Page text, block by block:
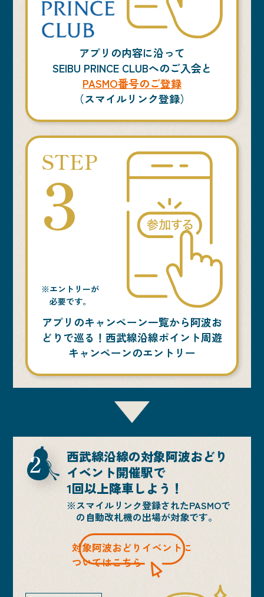
アプリの内容に沿って
SEIBU PRINCE CLUBへのご入会と
PASMO番号のご登録
（スマイルリンク登録）
STEP
3
※エントリーが
必要です。
アプリのキャンペーン一覧から阿波お
どりで巡る！西武線沿線ポイント周遊
キャンペーンのエントリー
2
西武線沿線の対象阿波おどり
イベント開催駅で
1回以上降車しよう！
※スマイルリンク登録されたPASMOで
の自動改札機の出場が対象です。
対象阿波おどりイベントに
ついてはこちら